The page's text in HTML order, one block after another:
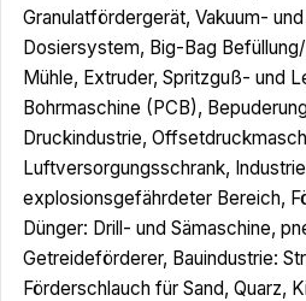
Granulatfördergerät, Vakuum-
Dosiersystem, Big-Bag
Mühle, Extruder, Spritzguß- und
Bohrmaschine (PCB),
Druckindustrie,
Luftversorgungsschrank,
explosionsgefährdeter Bereich,
Dünger: Drill- und Sämaschine,
Getreideförderer, Bauindustrie:
Förderschlauch für Sand, Quarz,